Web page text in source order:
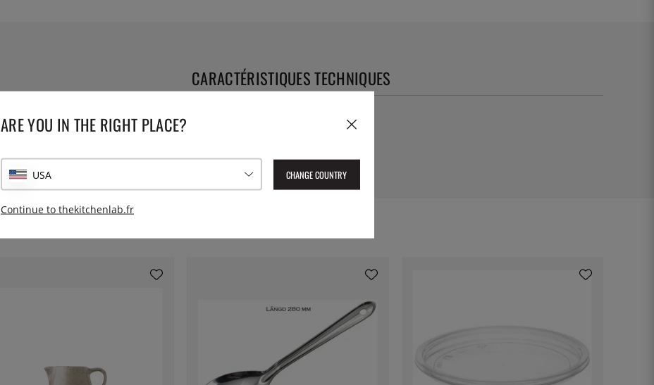
CARACTÉRISTIQUES TECHNIQUES
ARE YOU IN THE RIGHT PLACE?
USA CHANGE COUNTRY
Continue to thekitchenlab.fr